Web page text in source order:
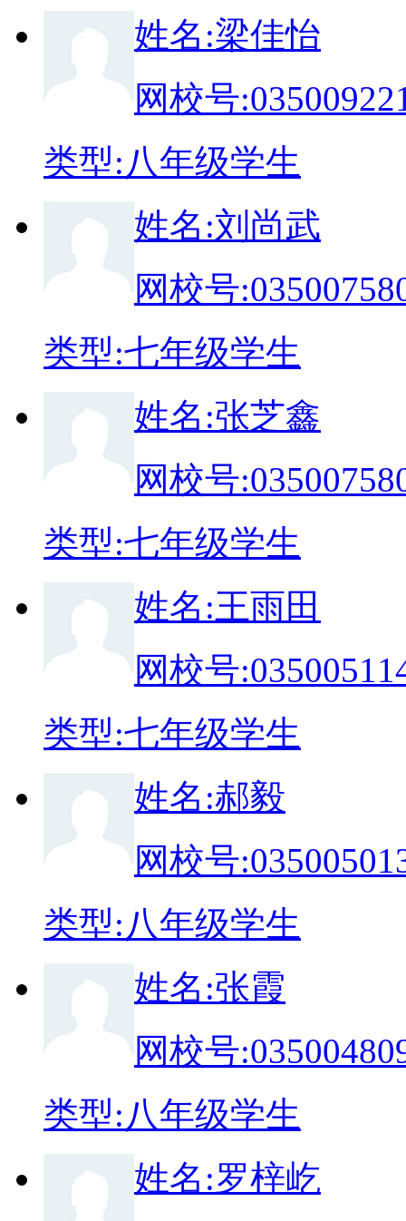
姓名:梁佳怡
网校号:
类型:八年级学生
姓名:刘尚武
网校号:
类型:七年级学生
姓名:张芝鑫
网校号:
类型:七年级学生
姓名:王雨田
网校号:
类型:七年级学生
姓名:郝毅
网校号:
类型:八年级学生
姓名:张霞
网校号:
类型:八年级学生
姓名:罗梓屹